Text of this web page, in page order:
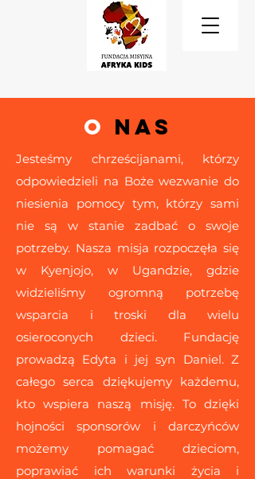
O NAS
Jesteśmy chrześcijanami, którzy
odpowiedzieli na Boże wezwanie do
niesienia pomocy tym, którzy sami
nie są w stanie zadbać o swoje
potrzeby. Nasza misja rozpoczęła się
w Kyenjojo, w Ugandzie, gdzie
widzieliśmy ogromną potrzebę
wsparcia i troski dla wielu
osieroconych dzieci. Fundację
prowadzą Edyta i jej syn Daniel. Z
całego serca dziękujemy każdemu,
kto wspiera naszą misję. To dzięki
hojności sponsorów i darczyńców
możemy pomagać dzieciom,
poprawiać ich warunki życia i